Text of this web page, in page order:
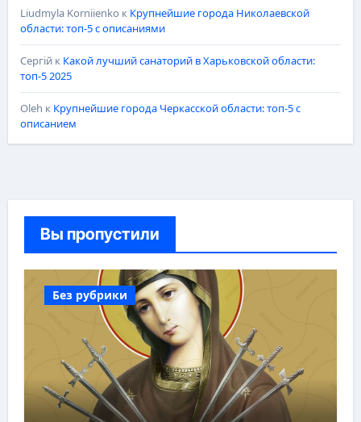
Liudmyla Korniienko к Крупнейшие города Николаевской
области: топ-5 с описаниями
Сергійк Какой лучший санаторий в Харьковской области:
топ-5 2025
Oleh к Крупнейшие города Черкасской области: топ-5 с
описанием
Вы пропустили
Без рубрики